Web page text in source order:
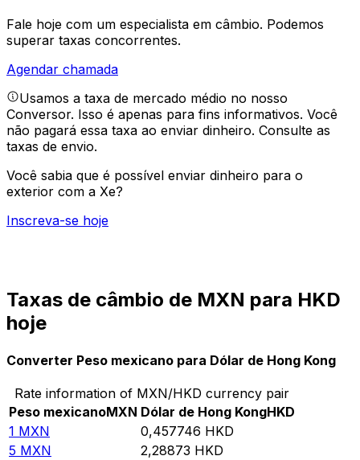
Fale hoje com um especialista em câmbio. Podemos
superar taxas concorrentes.
Agendar chamada
Usamos a taxa de mercado médio no nosso
Conversor. Isso é apenas para fins informativos. Você
não pagará essa taxa ao enviar dinheiro. Consulte as
taxas de envio.
Você sabia que é possível enviar dinheiro para o
exterior com a Xe?
Inscreva-se hoje
Taxas de câmbio de MXN para HKD
hoje
Converter Peso mexicano para Dólar de Hong Kong
Rate information of MXN/HKD currency pair
Peso mexicanoMXN Dólar de Hong KongHKD
1 MXN 0,457746 HKD
5 MXN 2,28873 HKD